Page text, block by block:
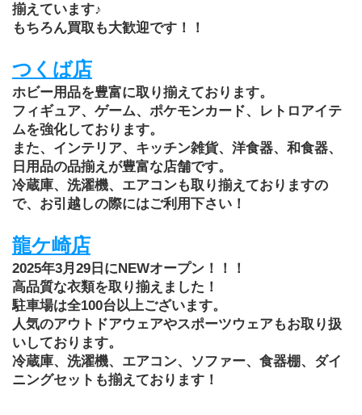
揃えています♪
もちろん買取も大歓迎です！！
つくば店
ホビー用品を豊富に取り揃えております。
フィギュア、ゲーム、ポケモンカード、レトロアイテ
ムを強化しております。
また、インテリア、キッチン雑貨、洋食器、和食器、
日用品の品揃えが豊富な店舗です。
冷蔵庫、洗濯機、エアコンも取り揃えておりますの
で、お引越しの際にはご利用下さい！
龍ケ崎店
2025年3月29日にNEWオープン！！！
高品質な衣類を取り揃えました！
駐車場は全100台以上ございます。
人気のアウトドアウェアやスポーツウェアもお取り扱
いしております。
冷蔵庫、洗濯機、エアコン、ソファー、食器棚、ダイ
ニングセットも揃えております！